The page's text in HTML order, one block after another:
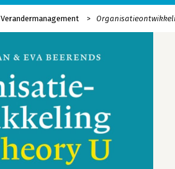
Verandermanagement